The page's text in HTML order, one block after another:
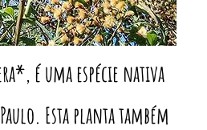
é uma espécie nativa
Esta planta também